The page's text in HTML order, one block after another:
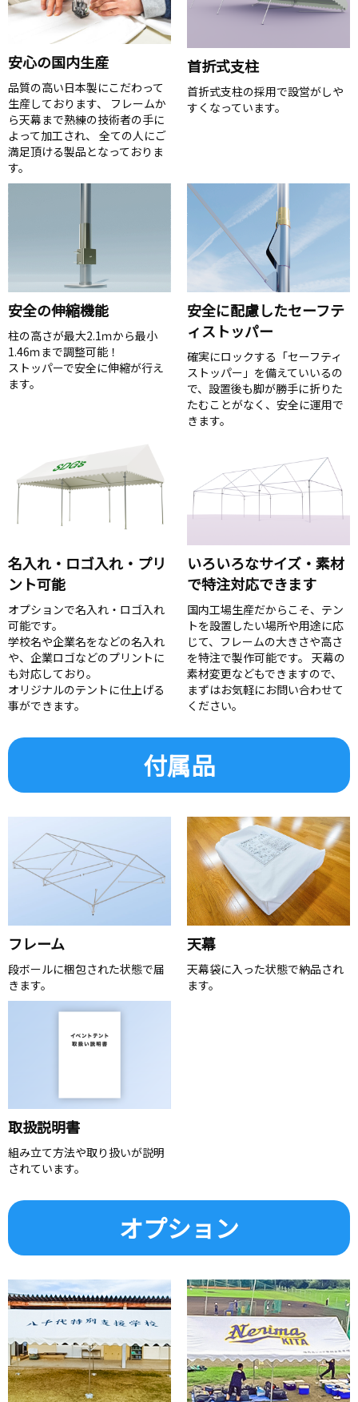
安心の国内生産
品質の高い日本製にこだわって
生産しております、 フレームか
ら天幕まで熟練の技術者の手に
よって加工され、 全ての人にご
満足頂ける製品となっておりま
す。
首折式支柱
首折式支柱の採用で設営がしや
すくなっています。
安全の伸縮機能
柱の高さが最大2.1ｍから最小
1.46ｍまで調整可能！
ストッパーで安全に伸縮が行え
ます。
安全に配慮したセーフテ
ィストッパー
確実にロックする「セーフティ
ストッパー」を備えていいるの
で、設置後も脚が勝手に折りた
たむことがなく、安全に運用で
きます。
名入れ・ロゴ入れ・プリ
ント可能
オプションで名入れ・ロゴ入れ
可能です。
学校名や企業名をなどの名入れ
や、企業ロゴなどのプリントに
も対応しており。
オリジナルのテントに仕上げる
事ができます。
いろいろなサイズ・素材
で特注対応できます
国内工場生産だからこそ、テン
トを設置したい場所や用途に応
じて、フレームの大きさや高さ
を特注で製作可能です。 天幕の
素材変更などもできますので、
まずはお気軽にお問い合わせて
ください。
付属品
フレーム
段ボールに梱包された状態で届
きます。
天幕
天幕袋に入った状態で納品され
ます。
取扱説明書
組み立て方法や取り扱いが説明
されています。
オプション